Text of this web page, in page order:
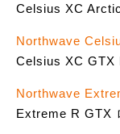
Celsius XC
Northwave
Celsius XC GTX
Northwave
Extreme R GTX